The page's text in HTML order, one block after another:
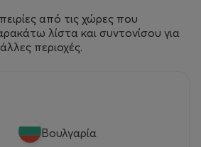
από τις χώρες που
λίστα και συντονίσου για
περιοχές.
Βουλγαρία